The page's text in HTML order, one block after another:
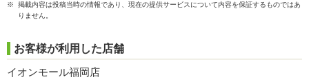
※ 掲載内容は投稿当時の情報であり、現在の提供サービスについて内容を保証するものではあ
りません。
お客様が利用した店舗
イオンモール福岡店